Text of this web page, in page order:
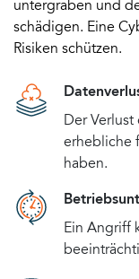
untergraben und
schädigen. Eine
Risiken schützen.
Der
erhebliche
haben.
Ein Angriff